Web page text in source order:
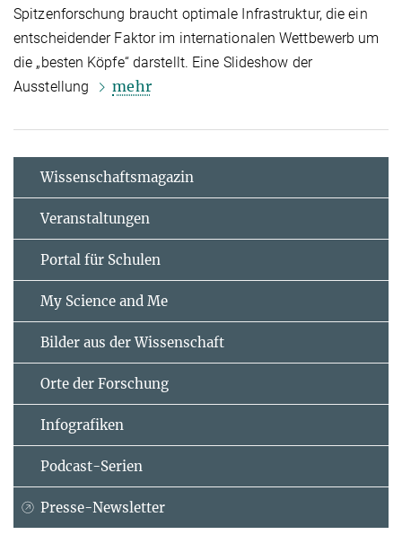
Spitzenforschung braucht optimale Infrastruktur, die ein
entscheidender Faktor im internationalen Wettbewerb um
die „besten Köpfe“ darstellt. Eine Slideshow der
Ausstellung
mehr
Wissenschaftsmagazin
Veranstaltungen
Portal für Schulen
My Science and Me
Bilder aus der Wissenschaft
Orte der Forschung
Infografiken
Podcast-Serien
Presse-Newsletter